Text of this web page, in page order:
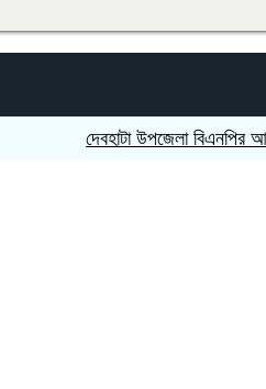
দেবহাটা উপজেলা বিএনপির